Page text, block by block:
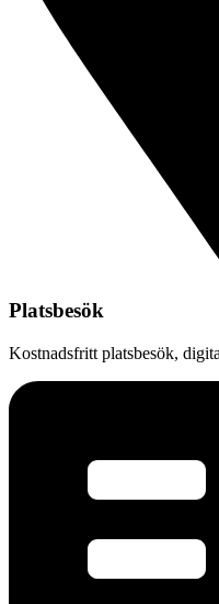
Platsbesök
Kostnadsfritt platsbesök,